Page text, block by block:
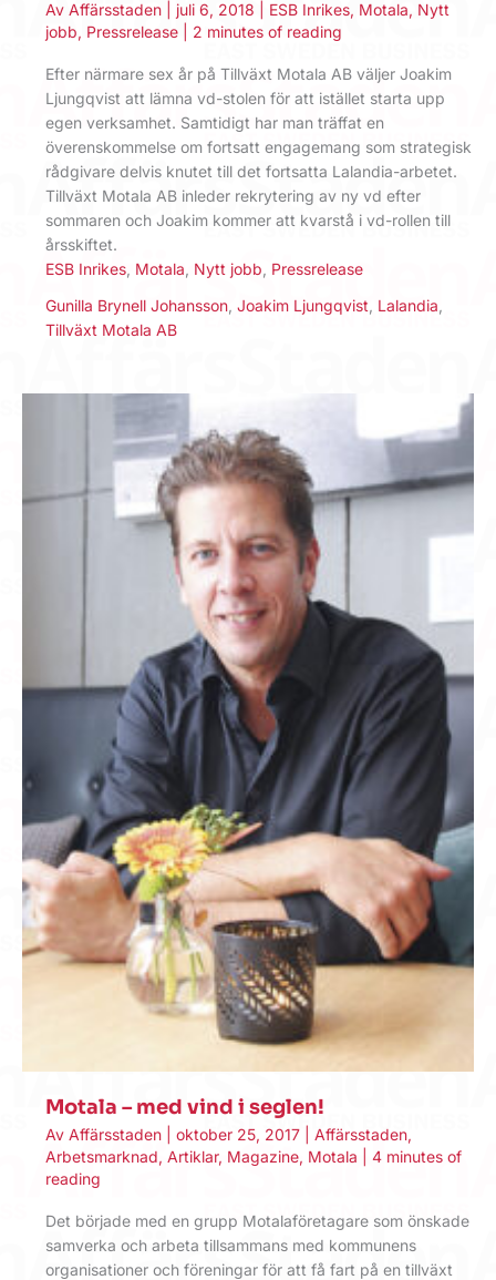
Av Affärsstaden juli 6, 2018 ESB Inrikes, Motala, Nytt
jobb, Pressrelease 2 minutes of reading
Efter närmare sex år på Tillväxt Motala AB väljer Joakim
Ljungqvist att lämna vd-stolen för att istället starta upp
egen verksamhet. Samtidigt har man träffat en
överenskommelse om fortsatt engagemang som strategisk
rådgivare delvis knutet till det fortsatta Lalandia-arbetet.
Tillväxt Motala AB inleder rekrytering av ny vd efter
sommaren och Joakim kommer att kvarstå i vd-rollen till
årsskiftet.
ESB Inrikes Motala Nytt jobb Pressrelease
Gunilla Brynell Johansson Joakim Ljungqvist Lalandia
Tillväxt Motala AB
Motala – med vind i seglen!
Av Affärsstaden oktober 25, 2017 Affärsstaden,
Arbetsmarknad, Artiklar, Magazine, Motala
4 minutes of
reading
Det började med en grupp Motalaföretagare som önskade
samverka och arbeta tillsammans med kommunens
organisationer och föreningar för att få fart på en tillväxt